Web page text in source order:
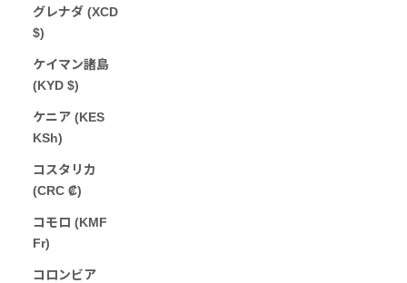
グレナダ (XCD
$)
ケイマン諸島
(KYD $)
ケニア (KES
KSh)
コスタリカ
(CRC ₡)
コモロ (KMF
Fr)
コロンビア